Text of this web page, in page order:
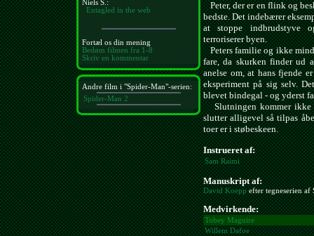
Niels S.:
Entagled in the web
Fortæl os din mening
Bedøm filmen fra 1-8
Skriv en kommentar
Andre film i "Spider-Man"-serien:
Spider-Man 2
Peter, der er en flink og
bedste. Det indebærer
at stoppe indbrudstyve
terroriserer byen.
Peters familie og ikke
fare, da skurken finder ud
anelse om, at hans fjende
eksperiment på sig selv.
blevet bindegal - og yderst
Slutningen kommer ikke
slutter alligevel så tilpas
toer er i støbeskeen.
Instrueret af:
Sam Raimi
Manuskript af:
David Koeppefter tegneserien af
Medvirkende:
Tobey Maguire
Willem Dafoe